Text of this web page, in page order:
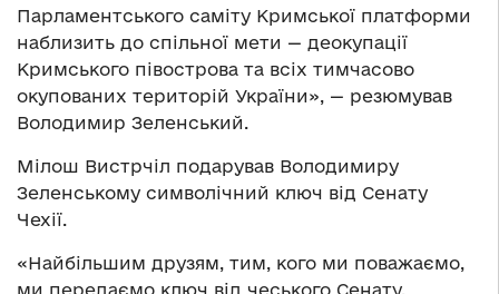
Парламентського саміту Кримської платформи
наблизить до спільної мети — деокупації
Кримського півострова та всіх тимчасово
окупованих територій України», — резюмував
Володимир Зеленський.
Мілош Вистрчіл подарував Володимиру
Зеленському символічний ключ від Сенату
Чехії.
«Найбільшим друзям, тим, кого ми поважаємо,
ми передаємо ключ від чеського Сенату.